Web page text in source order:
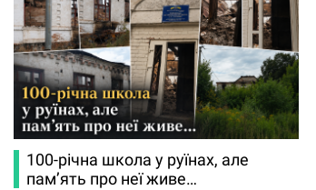
100-річна школа у руїнах, але
пам’ять про неї живе…